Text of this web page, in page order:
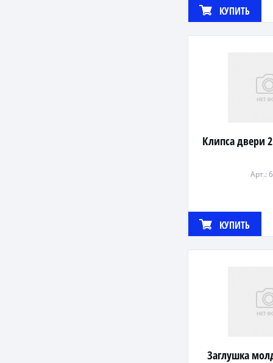
КУПИТЬ
Клипса двери
Арт.:
КУПИТЬ
Заглушка